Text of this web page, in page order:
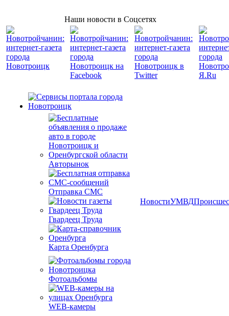
Наши новости в Соцсетях
Авторынок
Отправка СМС
Гвардеец Труда
Карта Оренбурга
Фотоальбомы
WEB-камеры
НовостиУМВД